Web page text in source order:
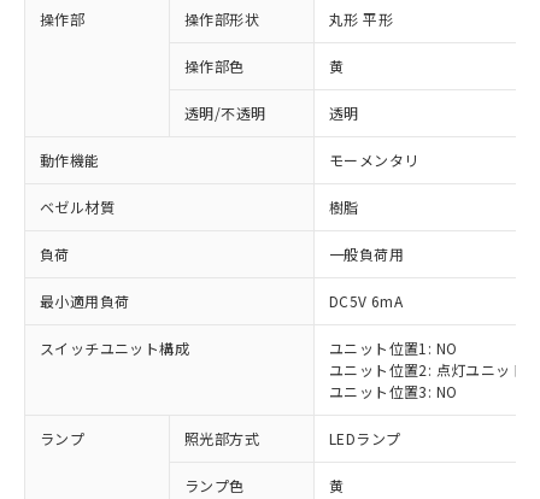
操作部 操作部形状 丸形 平形
操作部色 黄
透明/不透明 透明
動作機能 モーメンタリ
ベゼル材質 樹脂
負荷 一般負荷用
最小適用負荷 DC5V 6mA
スイッチユニット構成
ユニット位置1: NO
ユニット位置2: 点灯ユニット
ユニット位置3: NO
ランプ 照光部方式 LEDランプ
ランプ色 黄